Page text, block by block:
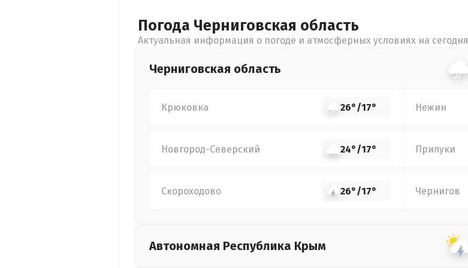
Погода Черниговская область
Актуальная информация о погоде и атмосферных условиях на сегодня
Черниговская область
Крюковка 26°/17° Нежин
Новгород-Северский 24°/17° Прилуки
Скороходово 26°/17° Чернигов
Автономная Республика Крым